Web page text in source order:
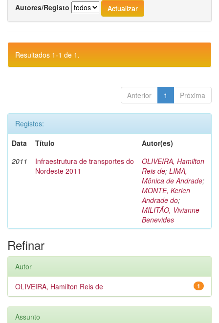
Autores/Registo
Resultados 1-1 de 1.
Anterior 1 Próxima
Registos:
Data
Título
Autor(es)
2011
Infraestrutura de transportes do
Nordeste 2011
OLIVEIRA, Hamilton
Reis de; LIMA,
Mônica de Andrade;
MONTE, Kerlen
Andrade do;
MILITÃO, Vivianne
Benevides
Refinar
Autor
1
OLIVEIRA, Hamilton Reis de
Assunto